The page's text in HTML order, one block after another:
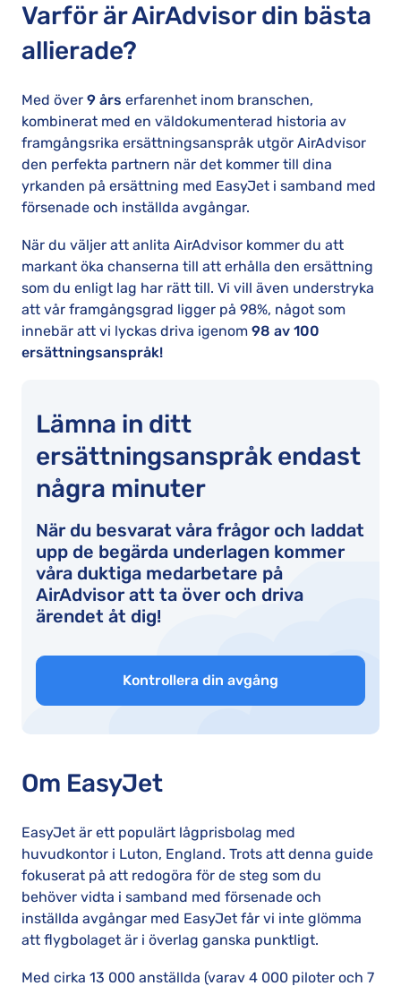
Varför är AirAdvisor din bästa
allierade?
Med över 9 års erfarenhet inom branschen,
kombinerat med en väldokumenterad historia av
framgångsrika ersättningsanspråk utgör AirAdvisor
den perfekta partnern när det kommer till dina
yrkanden på ersättning med EasyJet i samband med
försenade och inställda avgångar.
När du väljer att anlita AirAdvisor kommer du att
markant öka chanserna till att erhålla den ersättning
som du enligt lag har rätt till. Vi vill även understryka
att vår framgångsgrad ligger på 98%, något som
innebär att vi lyckas driva igenom 98 av 100
ersättningsanspråk!
Lämna in ditt
ersättningsanspråk endast
några minuter
När du besvarat våra frågor och laddat
upp de begärda underlagen kommer
våra duktiga medarbetare på
AirAdvisor att ta över och driva
ärendet åt dig!
Kontrollera din avgång
Om EasyJet
EasyJet är ett populärt lågprisbolag med
huvudkontor i Luton, England. Trots att denna guide
fokuserat på att redogöra för de steg som du
behöver vidta i samband med försenade och
inställda avgångar med EasyJet får vi inte glömma
att flygbolaget är i överlag ganska punktligt.
Med cirka 13 000 anställda (varav 4 000 piloter och 7